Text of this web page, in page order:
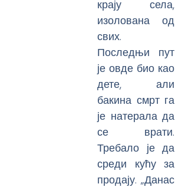
крају села,
изолована од
свих.
Последњи пут
је овде био као
дете, али
бакина смрт га
је натерала да
се врати.
Требало је да
среди кућу за
продају. „Данас